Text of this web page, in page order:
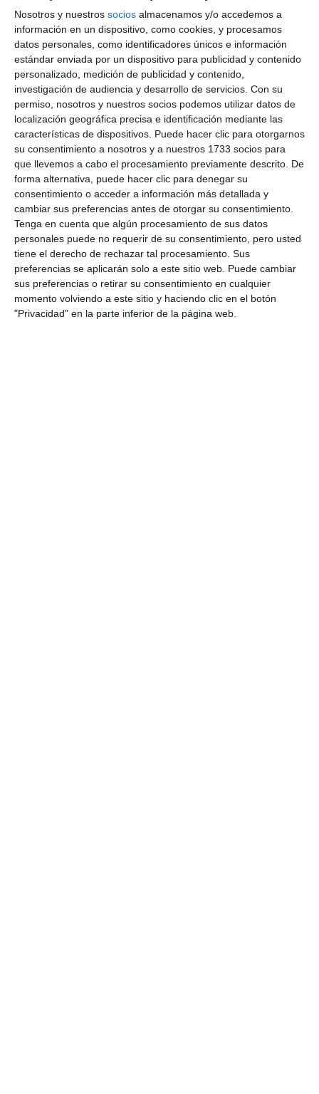
Nosotros y nuestros socios almacenamos y/o accedemos a
información en un dispositivo, como cookies, y procesamos
datos personales, como identificadores únicos e información
estándar enviada por un dispositivo para publicidad y contenido
personalizado, medición de publicidad y contenido,
investigación de audiencia y desarrollo de servicios. Con su
permiso, nosotros y nuestros socios podemos utilizar datos de
localización geográfica precisa e identificación mediante las
características de dispositivos. Puede hacer clic para otorgarnos
su consentimiento a nosotros y a nuestros 1733 socios para
que llevemos a cabo el procesamiento previamente descrito. De
forma alternativa, puede hacer clic para denegar su
consentimiento o acceder a información más detallada y
cambiar sus preferencias antes de otorgar su consentimiento.
Tenga en cuenta que algún procesamiento de sus datos
personales puede no requerir de su consentimiento, pero usted
tiene el derecho de rechazar tal procesamiento. Sus
preferencias se aplicarán solo a este sitio web. Puede cambiar
sus preferencias o retirar su consentimiento en cualquier
momento volviendo a este sitio y haciendo clic en el botón
"Privacidad" en la parte inferior de la página web.